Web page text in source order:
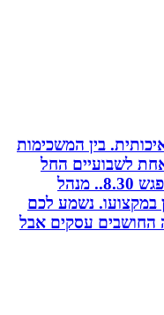
בין המשכימות
החל
משעה 8.00. שעת פתיחת המפגש 8.30.. מנהל
נשמע לכם
עסקים אבל